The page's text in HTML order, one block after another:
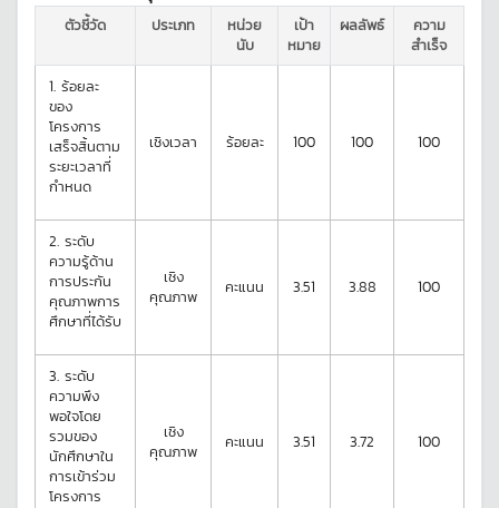
ตัวชี้วัด ประเภท
หน่วย
นับ
เป้า
หมาย
ผลลัพธ์
ความ
สำเร็จ
1. ร้อยละ
ของ
โครงการ
เสร็จสิ้นตาม
ระยะเวลาที่
กำหนด
เชิงเวลา ร้อยละ 100 100 100
2. ระดับ
ความรู้ด้าน
การประกัน
คุณภาพการ
ศึกษาที่ได้รับ
เชิง
คุณภาพ
คะแนน 3.51 3.88 100
3. ระดับ
ความพึง
พอใจโดย
รวมของ
นักศึกษาใน
การเข้าร่วม
โครงการ
เชิง
คุณภาพ
คะแนน 3.51 3.72 100